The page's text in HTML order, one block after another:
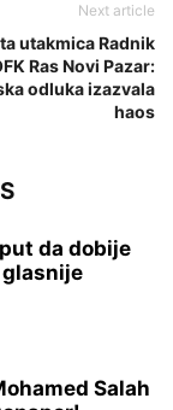
Next article
utakmica Radnik
Ras Novi Pazar:
odluka izazvala
haos
da dobije
Salah